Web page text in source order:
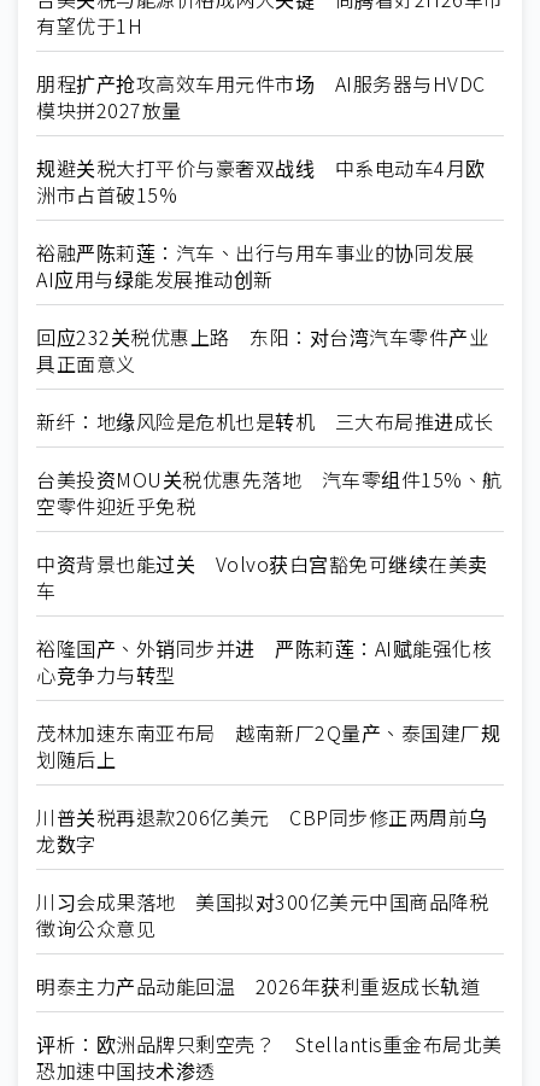
有望优于1H
朋程扩产抢攻高效车用元件市场 AI服务器与HVDC
模块拼2027放量
规避关税大打平价与豪奢双战线 中系电动车4月欧
洲市占首破15%
裕融严陈莉莲：汽车、出行与用车事业的协同发展
AI应用与绿能发展推动创新
回应232关税优惠上路 东阳：对台湾汽车零件产业
具正面意义
新纤：地缘风险是危机也是转机 三大布局推进成长
台美投资MOU关税优惠先落地 汽车零组件15%、航
空零件迎近乎免税
中资背景也能过关 Volvo获白宫豁免可继续在美卖
车
裕隆国产、外销同步并进 严陈莉莲：AI赋能强化核
心竞争力与转型
茂林加速东南亚布局 越南新厂2Q量产、泰国建厂规
划随后上
川普关税再退款206亿美元 CBP同步修正两周前乌
龙数字
川习会成果落地 美国拟对300亿美元中国商品降税
徵询公众意见
明泰主力产品动能回温 2026年获利重返成长轨道
评析：欧洲品牌只剩空壳？ Stellantis重金布局北美
恐加速中国技术渗透